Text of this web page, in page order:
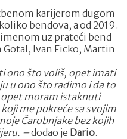
karijerom dugom
bendova, a od 2019.
uz prateći bend
Gotal, Ivan Ficko, Martin
ono što voliš, opet imati
u ono što radimo i da to
moram istaknuti
me pokreće sa svojim
Čarobnjake bez kojih
–dodao je Dario.